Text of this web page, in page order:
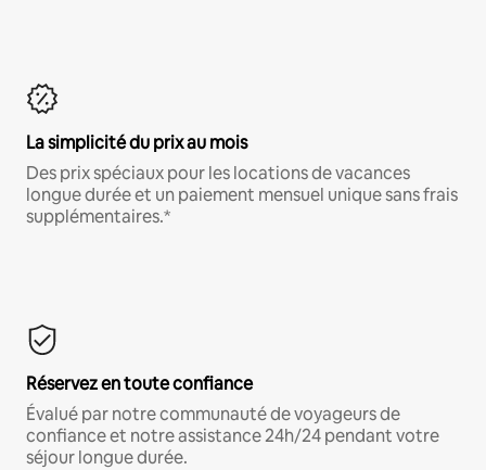
La simplicité du prix au mois
Des prix spéciaux pour les locations de vacances
longue durée et un paiement mensuel unique sans frais
supplémentaires.*
Réservez en toute confiance
Évalué par notre communauté de voyageurs de
confiance et notre assistance 24h/24 pendant votre
séjour longue durée.